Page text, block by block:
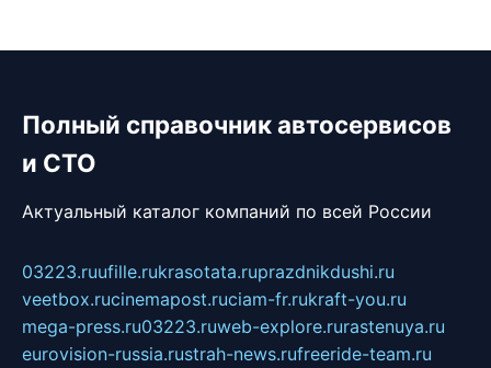
Полный справочник автосервисов
и СТО
Актуальный каталог компаний по всей России
03223.ruufille.rukrasotata.ruprazdnikdushi.ru
veetbox.rucinemapost.ruciam-fr.rukraft-you.ru
mega-press.ru03223.ruweb-explore.rurastenuya.ru
eurovision-russia.rustrah-news.rufreeride-team.ru